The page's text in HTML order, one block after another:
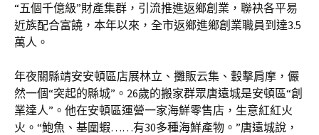
“五個千億級”財產集群，引流推進返鄉創業，聯袂各平易
近族配合富饒，本年以來，全市返鄉進鄉創業職員到達3.5
萬人。
年夜關縣靖安安頓區店展林立、攤販云集、轂擊肩摩，儼
然一個“突起的縣城”。26歲的搬家群眾唐遠城是安頓區“創
業達人”。他在安頓區運營一家海鮮零售店，生意紅紅火
火。“鮑魚、基圍蝦……有30多種海鮮產物。”唐遠城說，